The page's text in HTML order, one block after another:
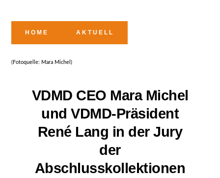
HOME AKTUELL
(Fotoquelle: Mara Michel)
VDMD CEO Mara Michel
und VDMD-Präsident
René Lang in der Jury
der
Abschlusskollektionen